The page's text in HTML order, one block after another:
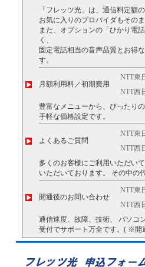
「フレッツ光」は、通信料定額
お気に入りのプロバイダもその
また、オプションの「ひかり電
く、
固定電話相当の音声品質とお得
す。
月額利用料／初期費用
NTT東
NTT西
豊富なメニューから、ぴったり
手軽な価格設定です。
よくあるご質問
NTT東
NTT西
多くのお客様にご利用いただい
いただいております。 その中の
開通後のお問い合わせ
NTT東
NTT西
通信速度、故障、技術、 パソコ
受付でサポート万全です。( ※開